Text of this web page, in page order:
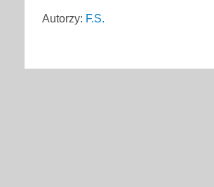
Autorzy: F.S.